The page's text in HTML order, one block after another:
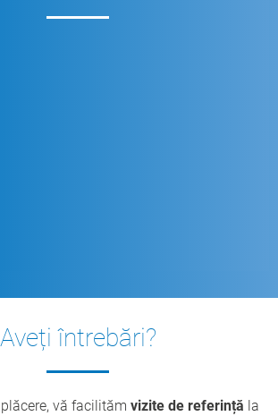
Aveți întrebări?
vă facilităm vizite de referință la